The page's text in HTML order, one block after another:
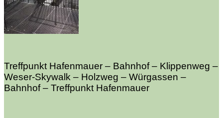
Treffpunkt Hafenmauer – Bahnhof – Klippenweg –
Weser-Skywalk – Holzweg – Würgassen –
Bahnhof – Treffpunkt Hafenmauer